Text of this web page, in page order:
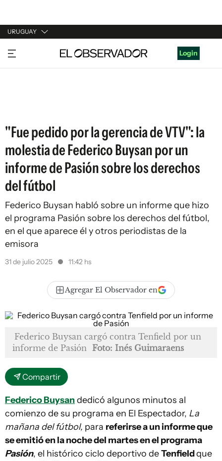
URUGUAY
URUGUAY
ARGENTINA
Login
"Fue pedido por la gerencia de VTV": la
molestia de Federico Buysan por un
informe de Pasión sobre los derechos
del fútbol
Federico Buysan habló sobre un informe que hizo
el programa Pasión sobre los derechos del fútbol,
en el que aparece él y otros periodistas de la
emisora
31 de julio 2025 11:42 hs
Agregar El Observador en
Federico Buysan cargó contra Tenfield por un
informe de Pasión Foto: Inés Guimaraens
Compartir
Federico Buysandedicó algunos minutos al
comienzo de su programa en El Espectador, La
mañana del fútbol, para referirse a un informe que
se emitió en la noche del martes en el programa
Pasión, el histórico ciclo deportivo deTenfieldque